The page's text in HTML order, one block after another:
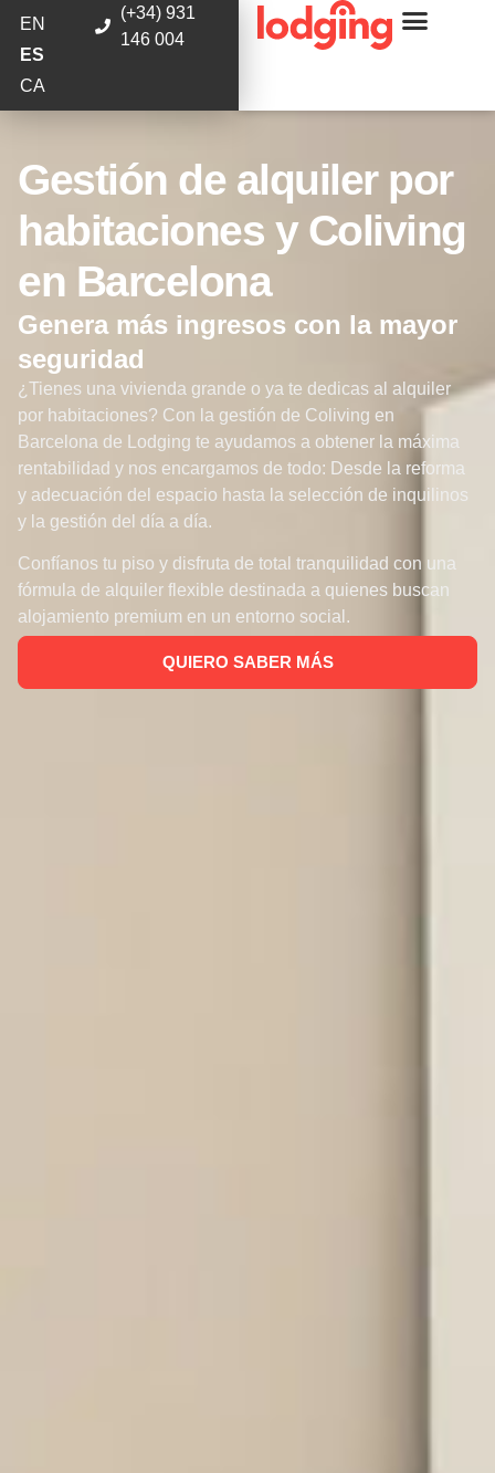
EN
ES
CA
(+34) 931
146 004
Gestión de alquiler por
habitaciones y Coliving
en Barcelona
Genera más ingresos con la mayor
seguridad
¿Tienes una vivienda grande o ya te dedicas al alquiler
por habitaciones? Con la gestión de Coliving en
Barcelona de Lodging te ayudamos a obtener la máxima
rentabilidad y nos encargamos de todo: Desde la reforma
y adecuación del espacio hasta la selección de inquilinos
y la gestión del día a día.
Confíanos tu piso y disfruta de total tranquilidad con una
fórmula de alquiler flexible destinada a quienes buscan
alojamiento premium en un entorno social.
QUIERO SABER MÁS